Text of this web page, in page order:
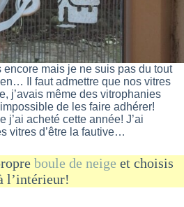
mais je ne suis pas du tout
Il faut admettre que nos vitres
j’avais même des vitrophanies
de les faire adhérer!
j’ai acheté cette année! J’ai
vitres d’être la fautive…
boule de neige et choisis
l’intérieur!